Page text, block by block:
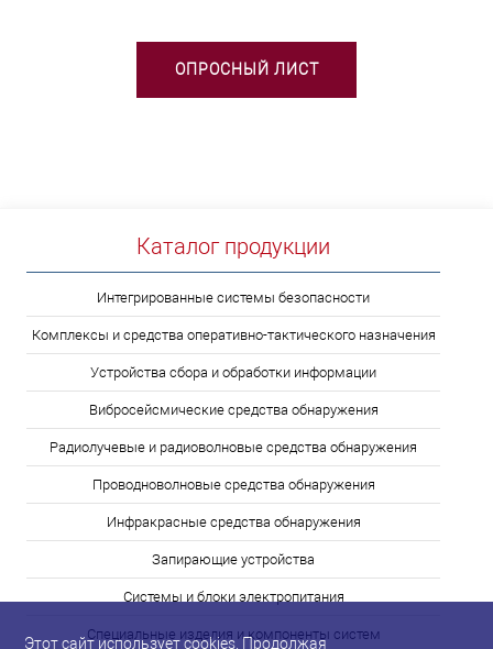
ОПРОСНЫЙ ЛИСТ
Каталог продукции
Интегрированные системы безопасности
Комплексы и средства оперативно-тактического назначения
Устройства сбора и обработки информации
Вибросейсмические средства обнаружения
Радиолучевые и радиоволновые средства обнаружения
Проводноволновые средства обнаружения
Инфракрасные средства обнаружения
Запирающие устройства
Системы и блоки электропитания
Специальные изделия и компоненты систем
Этот сайт использует cookies. Продолжая